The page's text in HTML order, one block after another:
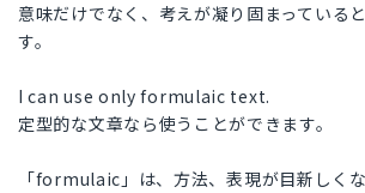
意味だけでなく、考えが凝り固まっている
す。
I can use only formulaic text.
定型的な文章なら使うことができます。
「formulaic」は、方法、表現が目新しく